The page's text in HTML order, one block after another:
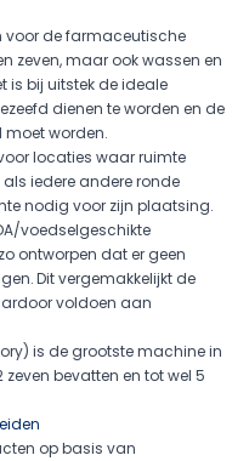
voor de farmaceutische
zeven, maar ook wassen en
is bij uitstek de ideale
dienen te worden en de
worden.
locaties waar ruimte
als iedere andere ronde
nodig voor zijn plaatsing.
voedselgeschikte
ontworpen dat er geen
Dit vergemakkelijkt de
voldoen aan
is de grootste machine in
zeven bevatten en tot wel 5
op basis van